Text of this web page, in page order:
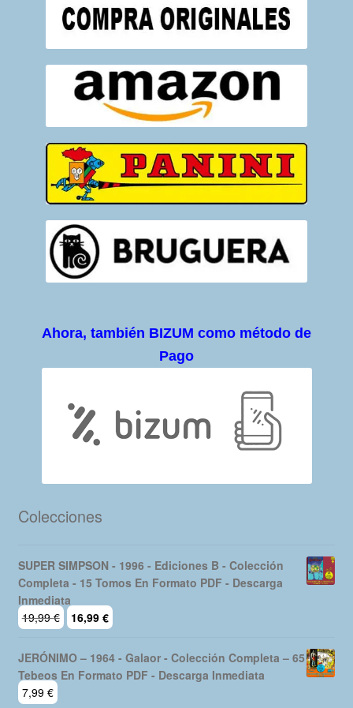
Ahora, también BIZUM como método de
Pago
Colecciones
SUPER SIMPSON - 1996 - Ediciones B - Colección
Completa - 15 Tomos En Formato PDF - Descarga
Inmediata
19,99€
El
precio
original
era:
16,99 €
actual
JERÓNIMO – 1964 - Galaor - Colección Completa – 65
Tebeos En Formato PDF - Descarga Inmediata
7,99 €